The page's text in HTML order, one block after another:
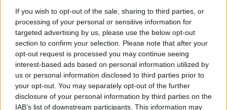
If you wish to opt-out of the sale, sharing to third parties, or
processing of your personal or sensitive information for
targeted advertising by us, please use the below opt-out
section to confirm your selection. Please note that after your
opt-out request is processed you may continue seeing
interest-based ads based on personal information utilized by
us or personal information disclosed to third parties prior to
your opt-out. You may separately opt-out of the further
disclosure of your personal information by third parties on the
IAB’s list of downstream participants. This information may